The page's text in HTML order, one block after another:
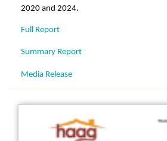
2020 and 2024.
Full Report
Summary Report
Media Release